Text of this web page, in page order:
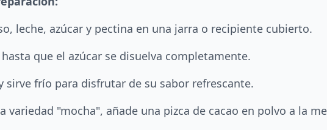
leche, azúcar y pectina en una jarra o recipiente cubierto.
que el azúcar se disuelva completamente.
sirve frío para disfrutar de su sabor refrescante.
variedad "mocha", añade una pizca de cacao en polvo a la